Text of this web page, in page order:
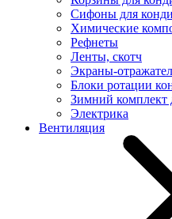
Сифоны для
Химические
Рефнеты
Ленты, скотч
Экраны-
Блоки ротации
Зимний комплект
Электрика
Вентиляция